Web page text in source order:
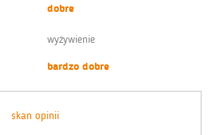
dobre
wyżywienie
bardzo dobre
skan opinii